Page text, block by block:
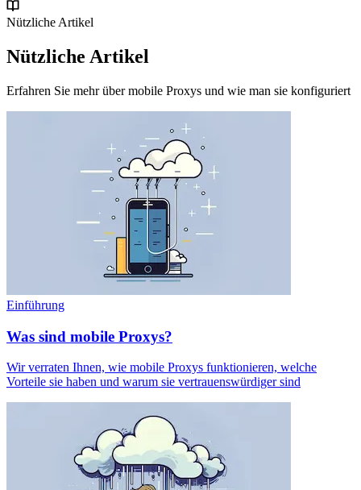
Nützliche Artikel
Nützliche Artikel
Erfahren Sie mehr über mobile Proxys und wie man sie konfiguriert
Einführung
Was sind mobile Proxys?
Wir verraten Ihnen, wie mobile Proxys funktionieren, welche
Vorteile sie haben und warum sie vertrauenswürdiger sind